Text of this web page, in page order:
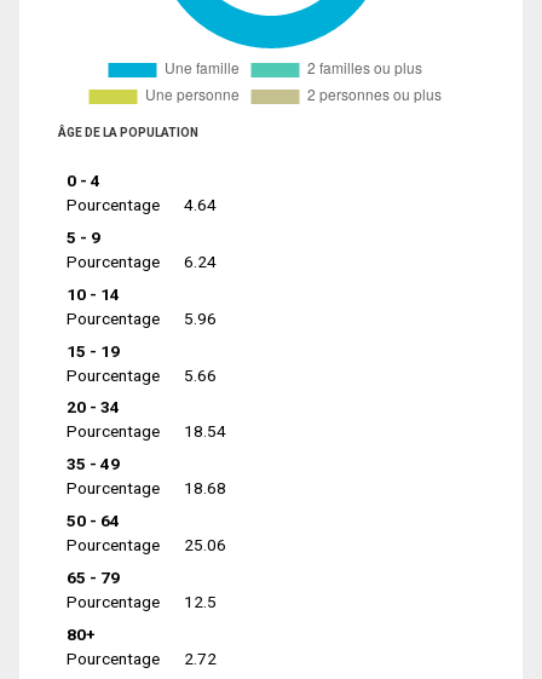
ÂGE DE LA POPULATION
0 - 4
Pourcentage
4.64
5 - 9
Pourcentage
6.24
10 - 14
Pourcentage
5.96
15 - 19
Pourcentage
5.66
20 - 34
Pourcentage
18.54
35 - 49
Pourcentage
18.68
50 - 64
Pourcentage
25.06
65 - 79
Pourcentage
12.5
80+
Pourcentage
2.72